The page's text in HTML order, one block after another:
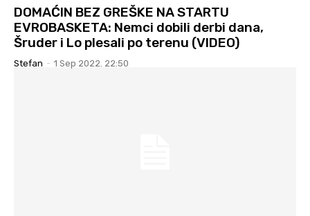
DOMAĆIN BEZ GREŠKE NA STARTU
EVROBASKETA: Nemci dobili derbi dana,
Šruder i Lo plesali po terenu (VIDEO)
Stefan - 1 Sep 2022. 22:50